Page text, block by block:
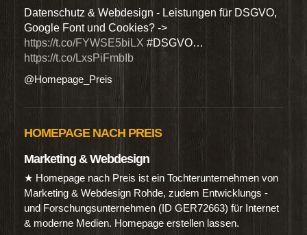
Datenschutz & Webdesign - Leistungen für DSGVO,
Google Font und Cookies? ->
https://t.co/FYWSE5biLX #DSGVO…
https://t.co/LxsPiFmbIb
@Homepage_Preis
HOMEPAGE NACH PREIS
Marketing & Webdesign
★ Homepage nach Preis ist ein Tochterunternehmen von
Marketing & Webdesign Rohde, zudem Entwicklungs -
und Forschungsunternehmen (ID GER72663) für Internet
& moderne Medien. Homepage erstellen lassen.